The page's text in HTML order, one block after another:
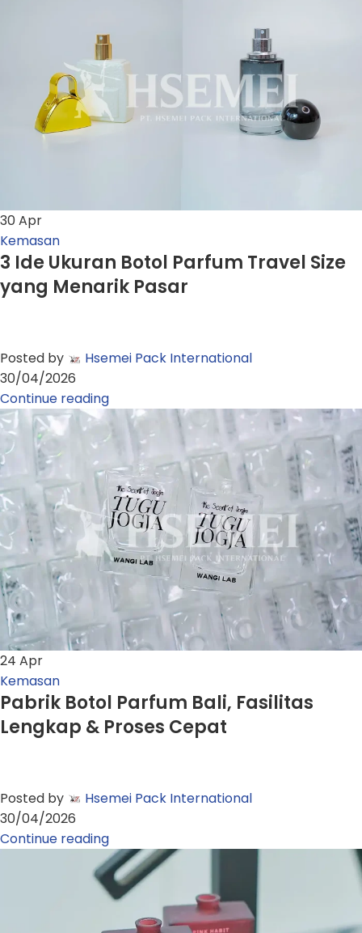
30Apr
Kemasan
3 Ide Ukuran Botol Parfum Travel Size
yang Menarik Pasar
Posted by
Hsemei Pack International
30/04/2026
Continue reading
24 Apr
Kemasan
Pabrik Botol Parfum Bali, Fasilitas
Lengkap & Proses Cepat
Posted by
Hsemei Pack International
30/04/2026
Continue reading